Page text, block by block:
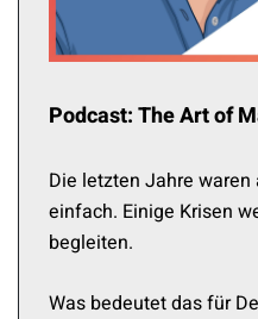
Podcast: The Art of
Die letzten Jahre
einfach. Einige Krisen
begleiten.
Was bedeutet das für